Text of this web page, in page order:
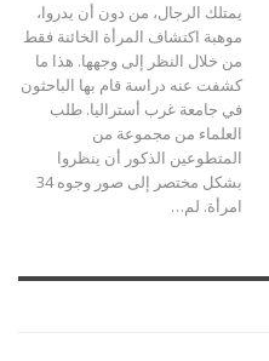
يمتلك الرجال، من دون أن يدروا،
موهبة اكتشاف المرأة الخائنة فقط
من خلال النظر إلى وجهها. هذا ما
كشفت عنه دراسة قام بها الباحثون
في جامعة غرب أستراليا. طلب
العلماء من مجموعة من
المتطوعين الذكور أن ينظروا
بشكل مختصر إلى صور وجوه 34
امرأة. لم…